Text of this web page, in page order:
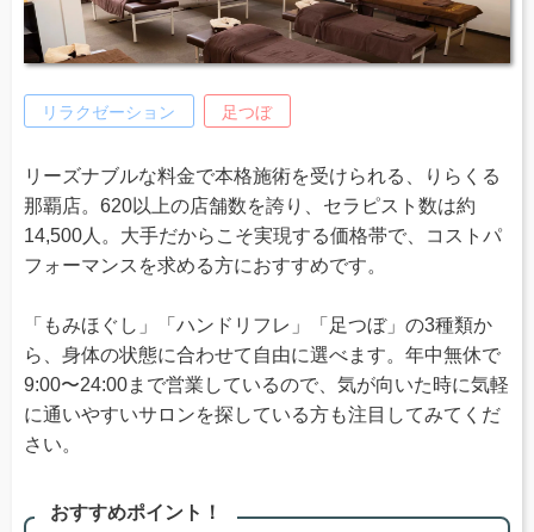
リラクゼーション 足つぼ
リーズナブルな料金で本格施術を受けられる、りらくる
那覇店。620以上の店舗数を誇り、セラピスト数は約
14,500人。大手だからこそ実現する価格帯で、コストパ
フォーマンスを求める方におすすめです。
「もみほぐし」「ハンドリフレ」「足つぼ」の3種類か
ら、身体の状態に合わせて自由に選べます。年中無休で
9:00〜24:00まで営業しているので、気が向いた時に気軽
に通いやすいサロンを探している方も注目してみてくだ
さい。
おすすめポイント！